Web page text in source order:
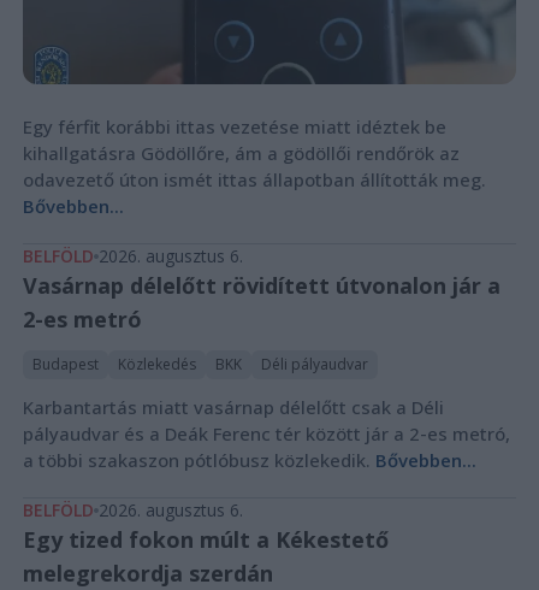
Egy férfit korábbi ittas vezetése miatt idéztek be
kihallgatásra Gödöllőre, ám a gödöllői rendőrök az
odavezető úton ismét ittas állapotban állították meg.
Bővebben...
BELFÖLD 2026. augusztus 6.
Vasárnap délelőtt rövidített útvonalon jár a
2-es metró
Budapest Közlekedés BKK Déli pályaudvar
Karbantartás miatt vasárnap délelőtt csak a Déli
pályaudvar és a Deák Ferenc tér között jár a 2-es metró,
a többi szakaszon pótlóbusz közlekedik. Bővebben...
BELFÖLD 2026. augusztus 6.
Egy tized fokon múlt a Kékestető
melegrekordja szerdán